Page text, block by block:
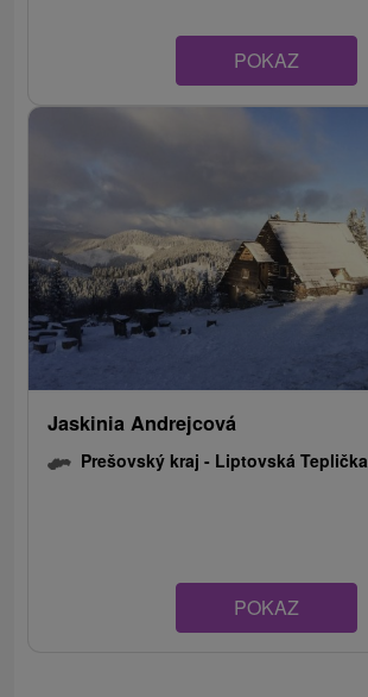
POKAZ
Jaskinia Andrejcová
Prešovský kraj - Liptovská Teplička
POKAZ